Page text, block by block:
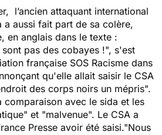
l’ancien attaquant international
aussi fait part de sa colère,
en anglais dans le texte :
pas des cobayes !", s'est
française SOS Racisme dans
qu'elle allait saisir le CSA
des corps noirs un mépris".
comparaison avec le sida et les
" et "malvenue". Le CSA a
Presse avoir été saisi."Nous